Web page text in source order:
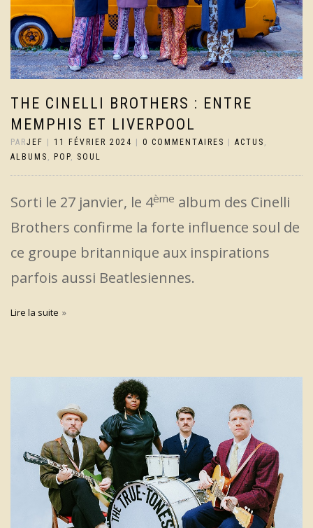
THE CINELLI BROTHERS : ENTRE
MEMPHIS ET LIVERPOOL
PARJEF 11 FÉVRIER 2024 0 COMMENTAIRES ACTUS ,
ALBUMS , POP, SOUL
Sorti le 27 janvier, le 4ème album des Cinelli
Brothers confirme la forte influence soul de
ce groupe britannique aux inspirations
parfois aussi Beatlesiennes.
Lire la suite